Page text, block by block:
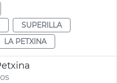
SUPERILLA
LA PETXINA